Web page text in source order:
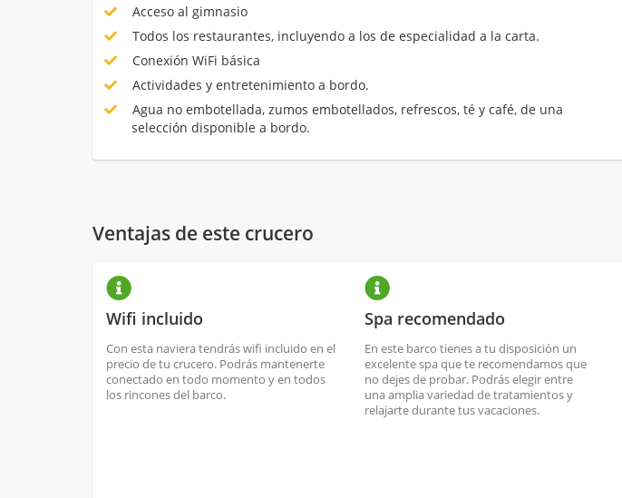
Acceso al gimnasio
Todos los restaurantes, incluyendo a los de especialidad a la carta.
Conexión WiFi básica
Actividades y entretenimiento a bordo.
Agua no embotellada, zumos embotellados, refrescos, té y café, de una
selección disponible a bordo.
Ventajas de este crucero
Wifi incluido
Con esta naviera tendrás wifi incluido en el
precio de tu crucero. Podrás mantenerte
conectado en todo momento y en todos
los rincones del barco.
Spa recomendado
En este barco tienes a tu disposición un
excelente spa que te recomendamos que
no dejes de probar. Podrás elegir entre
una amplia variedad de tratamientos y
relajarte durante tus vacaciones.